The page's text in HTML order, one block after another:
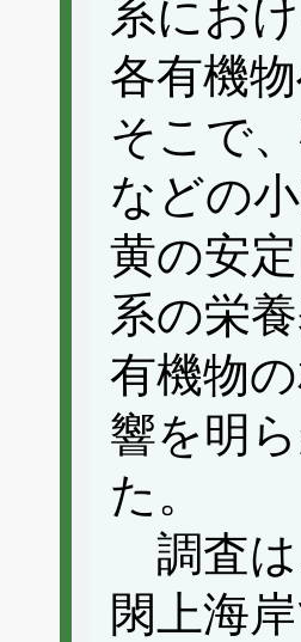
系にお
各有機
そこで
などの
黄の安
系の栄
有機物
響を明
た。
調査は
閖上海